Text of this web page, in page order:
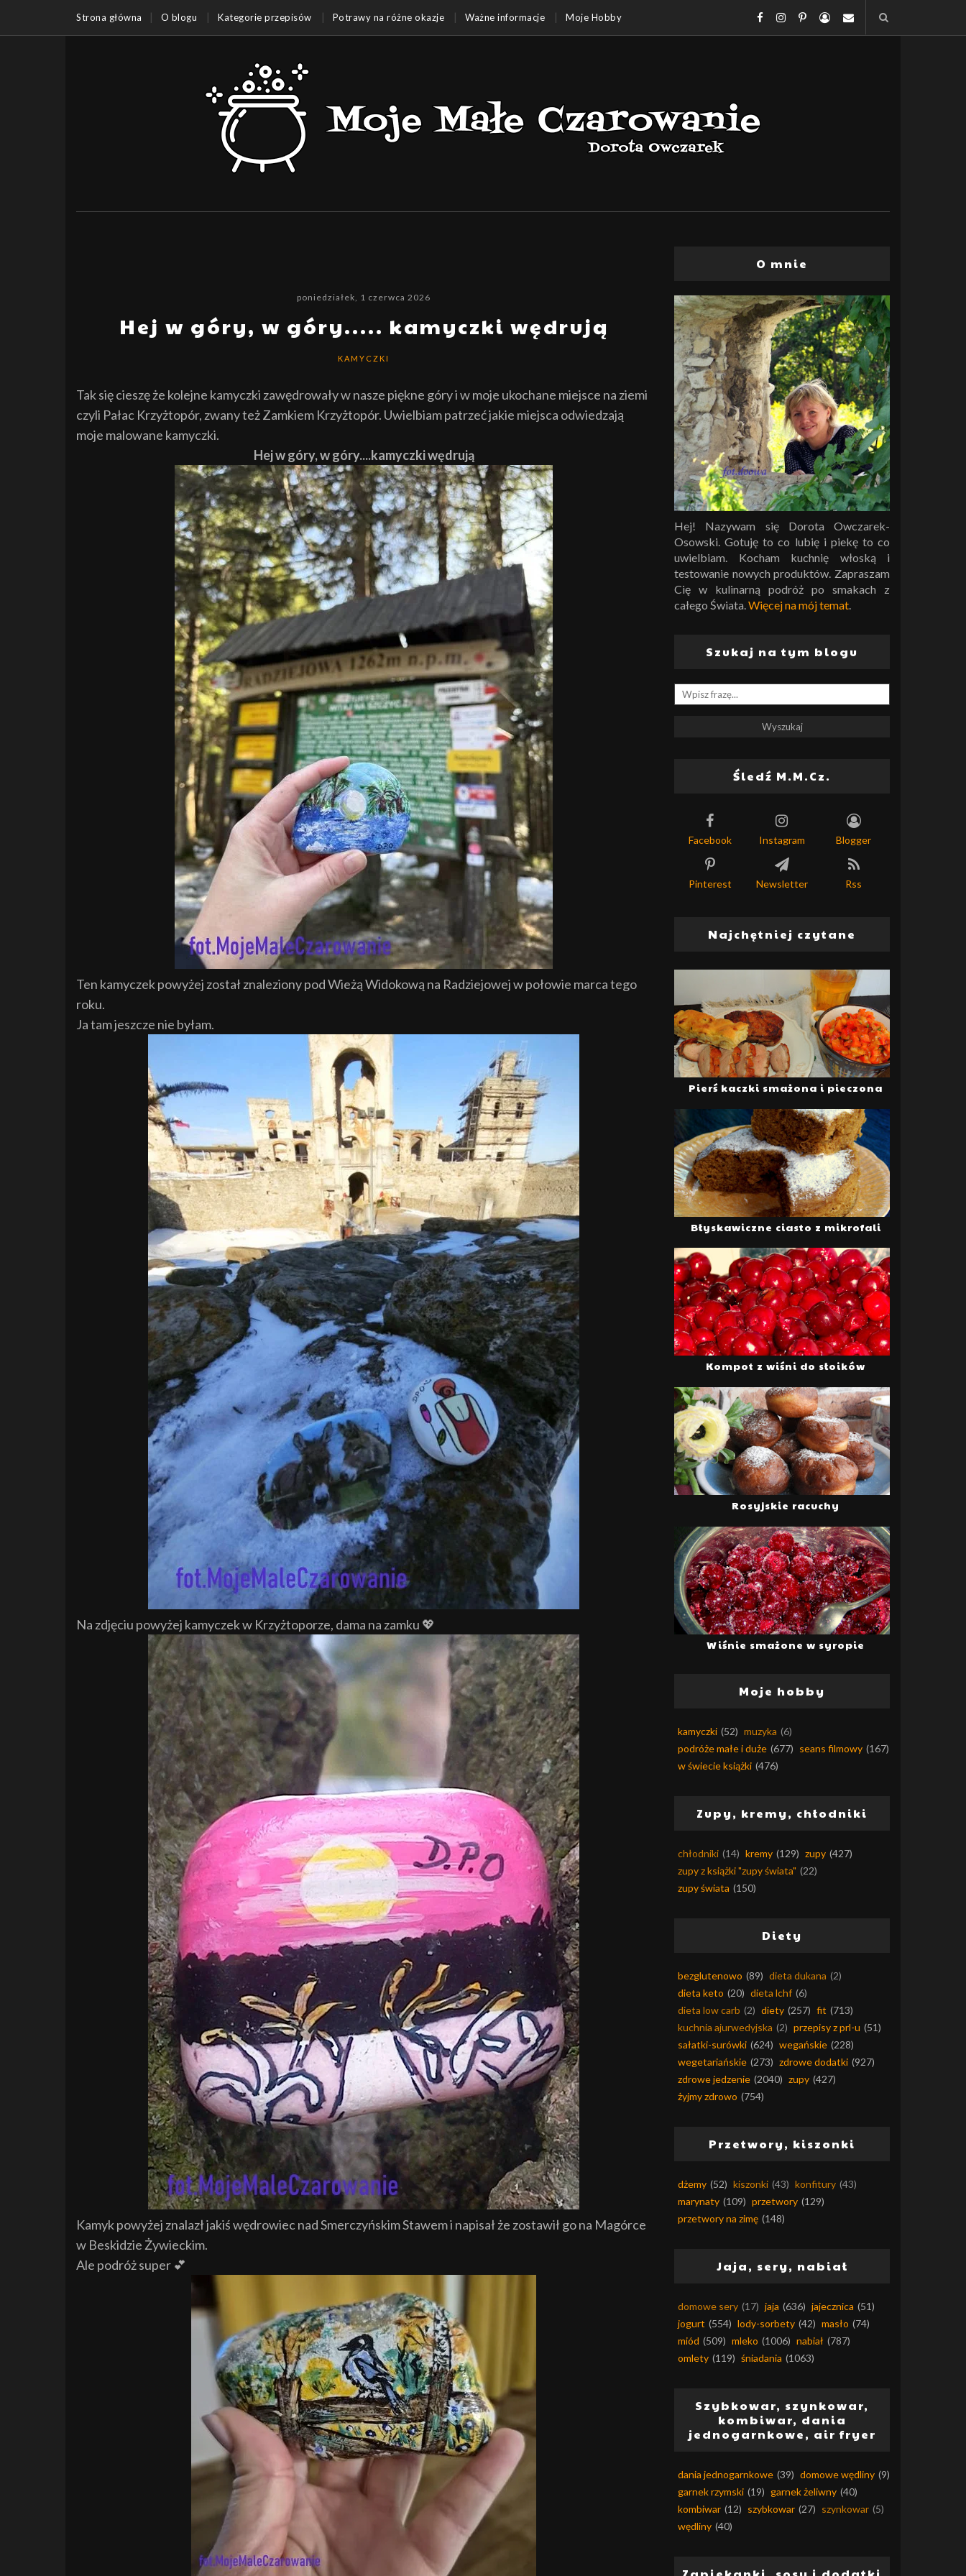
Strona główna O blogu Kategorie przepisów Potrawy na różne okazje Ważne informacje Moje Hobby
poniedziałek, 1 czerwca 2026
Hej w góry, w góry..... kamyczki wędrują
KAMYCZKI
Tak się cieszę że kolejne kamyczki zawędrowały w nasze piękne góry i w moje ukochane miejsce na ziemi
czyli Pałac Krzyżtopór, zwany też Zamkiem Krzyżtopór. Uwielbiam patrzeć jakie miejsca odwiedzają
moje malowane kamyczki.
Hej w góry, w góry....kamyczki wędrują
Ten kamyczek powyżej został znaleziony pod Wieżą Widokową na Radziejowej w połowie marca tego
roku.
Ja tam jeszcze nie byłam.
Na zdjęciu powyżej kamyczek w Krzyżtoporze, dama na zamku 💖
Kamyk powyżej znalazł jakiś wędrowiec nad Smerczyńskim Stawem i napisał że zostawił go na Magórce
w Beskidzie Żywieckim.
Ale podróż super 💕
O mnie
Hej! Nazywam się Dorota Owczarek-
Osowski. Gotuję to co lubię i piekę to co
uwielbiam. Kocham kuchnię włoską i
testowanie nowych produktów. Zapraszam
Cię w kulinarną podróż po smakach z
całego Świata.Więcej na mój temat.
Szukaj na tym blogu
Śledź M.M.Cz.
Facebook Instagram Blogger
Pinterest Newsletter Rss
Najchętniej czytane
Pierś kaczki smażona i pieczona
Błyskawiczne ciasto z mikrofali
Kompot z wiśni do słoików
Rosyjskie racuchy
Wiśnie smażone w syropie
Moje hobby
kamyczki (52) muzyka (6)
podróże małe i duże (677) seans filmowy (167)
w świecie książki (476)
Zupy, kremy, chłodniki
chłodniki (14) kremy (129) zupy (427)
zupy z książki "zupy świata" (22)
zupy świata (150)
Diety
bezglutenowo (89) dieta dukana (2)
dieta keto (20) dieta lchf (6)
dieta low carb (2) diety (257) fit (713)
kuchnia ajurwedyjska (2) przepisy z prl-u (51)
sałatki-surówki (624) wegańskie (228)
wegetariańskie (273) zdrowe dodatki (927)
zdrowe jedzenie (2040) zupy (427)
żyjmy zdrowo (754)
Przetwory, kiszonki
dżemy (52) kiszonki (43) konfitury (43)
marynaty (109) przetwory (129)
przetwory na zimę (148)
Jaja, sery, nabiał
domowe sery (17) jaja (636) jajecznica (51)
jogurt (554) lody-sorbety (42) masło (74)
miód (509) mleko (1006) nabiał (787)
omlety (119) śniadania (1063)
Szybkowar, szynkowar,
kombiwar, dania
jednogarnkowe, air fryer
dania jednogarnkowe (39) domowe wędliny (9)
garnek rzymski (19) garnek żeliwny (40)
kombiwar (12) szybkowar (27) szynkowar (5)
wędliny (40)